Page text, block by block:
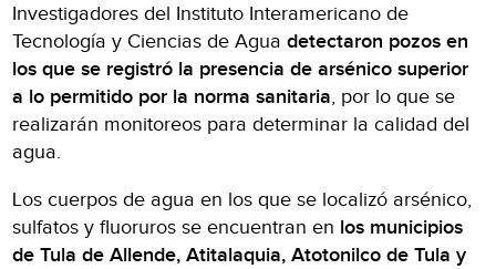
Investigadores del Instituto Interamericano de
Tecnología y Ciencias de Agua detectaron pozos en
los que se registró la presencia de arsénico superior
a lo permitido por la norma sanitaria, por lo que se
realizarán monitoreos para determinar la calidad del
agua.
Los cuerpos de agua en los que se localizó arsénico,
sulfatos y fluoruros se encuentran en los municipios
de Tula de Allende, Atitalaquia, Atotonilco de Tula y